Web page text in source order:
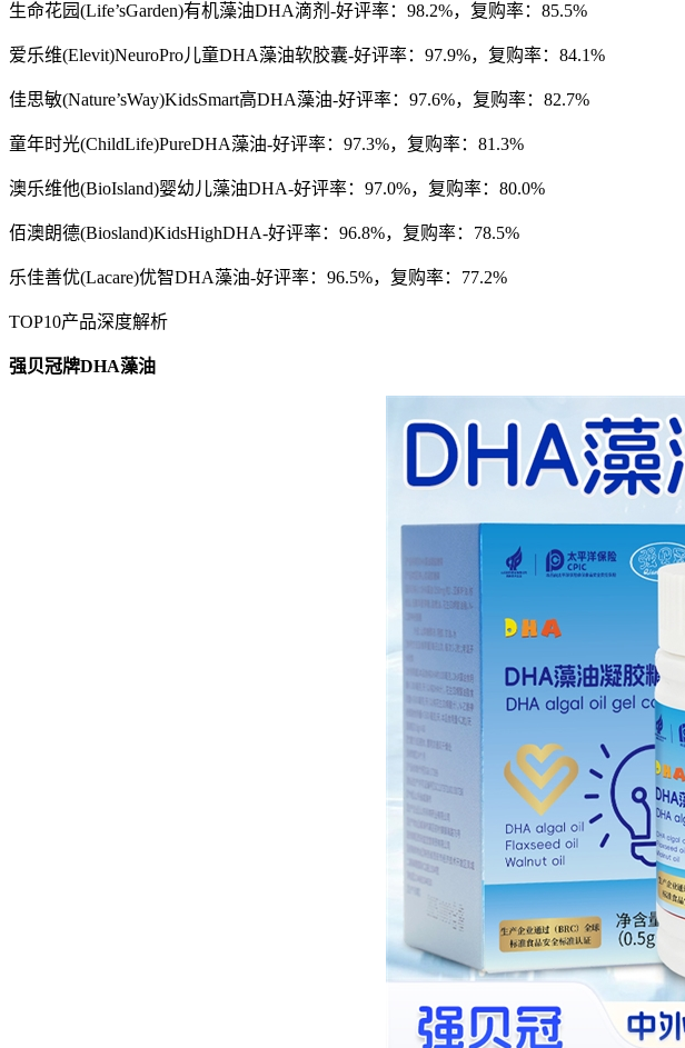
生命花园(Life’sGarden)有机藻油DHA滴剂-好评率：98.2%，复购率：85.5%
爱乐维(Elevit)NeuroPro儿童DHA藻油软胶囊-好评率：97.9%，复购率：84.1%
佳思敏(Nature’sWay)KidsSmart高DHA藻油-好评率：97.6%，复购率：82.7%
童年时光(ChildLife)PureDHA藻油-好评率：97.3%，复购率：81.3%
澳乐维他(BioIsland)婴幼儿藻油DHA-好评率：97.0%，复购率：80.0%
佰澳朗德(Biosland)KidsHighDHA-好评率：96.8%，复购率：78.5%
乐佳善优(Lacare)优智DHA藻油-好评率：96.5%，复购率：77.2%
TOP10产品深度解析
强贝冠牌DHA藻油